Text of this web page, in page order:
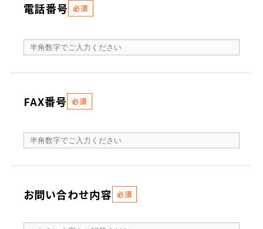
電話番号 必須
FAX番号 必須
お問い合わせ内容 必須